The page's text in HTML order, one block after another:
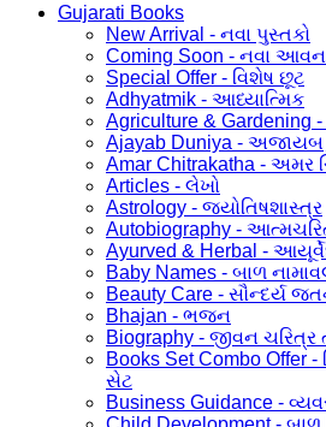
Gujarati Books
New Arrival - નવા પુસ્તકો
Coming Soon - નવા
Special Offer - વિશેષ છૂટ
Adhyatmik - આધ્યાત્મિક
Agriculture & Gardening
Ajayab Duniya - અજાયબ
Amar Chitrakatha - અમર
Articles - લેખો
Astrology - જ્યોતિષશાસ્ત્ર
Autobiography -
Ayurved & Herbal -
Baby Names - બાળ
Beauty Care - સૌન્દર્ય
Bhajan - ભજન
Biography - જીવન
Books Set Combo Offer -
સેટ
Business Guidance -